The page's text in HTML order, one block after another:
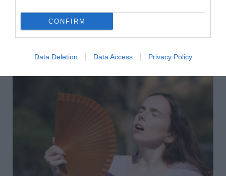
CONFIRM
Data Deletion Data Access Privacy Policy
Citromos tiramisu recept limoncellóval